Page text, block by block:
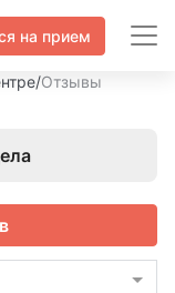
на прием
/Отзывы